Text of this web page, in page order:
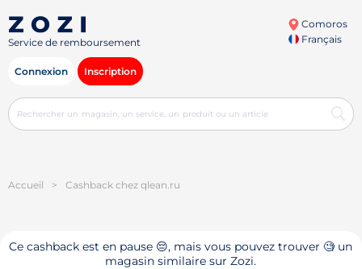
Service de remboursement
Comoros
Français
Connexion Inscription
Accueil > Cashback chez qlean.ru
Ce cashback est en pause 😔, mais vous pouvez trouver 🧐 un
magasin similaire sur Zozi.